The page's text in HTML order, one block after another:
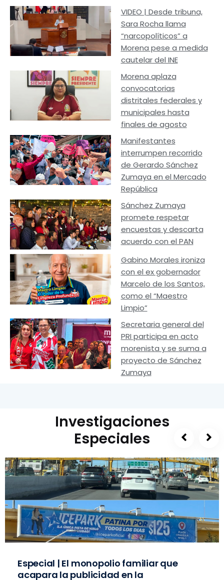
VIDEO | Desde tribuna,
Sara Rocha llama
“narcopolíticos” a
Morena pese a medida
cautelar del INE
Morena aplaza
convocatorias
distritales federales y
municipales hasta
finales de agosto
Manifestantes
interrumpen recorrido
de Gerardo Sánchez
Zumaya en el Mercado
República
Sánchez Zumaya
promete respetar
encuestas y descarta
acuerdo con el PAN
Gabino Morales ironiza
con el ex gobernador
Marcelo de los Santos,
como el “Maestro
Limpio”
Secretaria general del
PRI participa en acto
morenista y se suma a
proyecto de Sánchez
Zumaya
Investigaciones
Especiales
Especial | El monopolio familiar que
acapara la publicidad en la